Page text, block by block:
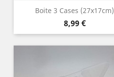
Boite 3 Cases (27x17cm)
Prix
8,99 €